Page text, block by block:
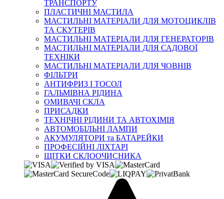
ТРАНСПОРТУ
ПЛАСТИЧНІ МАСТИЛА
МАСТИЛЬНІ МАТЕРІАЛИ ДЛЯ МОТОЦИКЛІВ
ТА СКУТЕРІВ
МАСТИЛЬНІ МАТЕРІАЛИ ДЛЯ ГЕНЕРАТОРІВ
МАСТИЛЬНІ МАТЕРІАЛИ ДЛЯ САДОВОЇ
ТЕХНІКИ
МАСТИЛЬНІ МАТЕРІАЛИ ДЛЯ ЧОВНІВ
ФІЛЬТРИ
АНТИФРИЗ І ТОСОЛ
ГАЛЬМІВНА РІДИНА
ОМИВАЧІ СКЛА
ПРИСАДКИ
ТЕХНІЧНІ РІДИНИ ТА АВТОХІМІЯ
АВТОМОБІЛЬНІ ЛАМПИ
АКУМУЛЯТОРИ та БАТАРЕЙКИ
ПРОФЕСІЙНІ ЛІХТАРІ
ЩІТКИ СКЛООЧИСНИКА